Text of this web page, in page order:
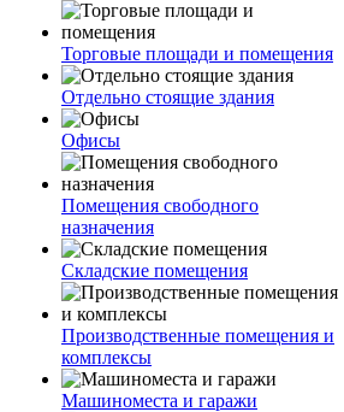
Торговые площади и помещения
Отдельно стоящие здания
Офисы
Помещения свободного
назначения
Складские помещения
Производственные помещения и
комплексы
Машиноместа и гаражи